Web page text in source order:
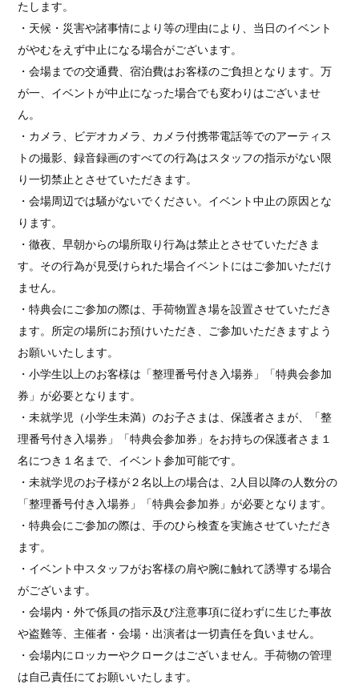
たします。
・天候・災害や諸事情により等の理由により、当日のイベント
がやむをえず中止になる場合がございます。
・会場までの交通費、宿泊費はお客様のご負担となります。万
が一、イベントが中止になった場合でも変わりはございませ
ん。
・カメラ、ビデオカメラ、カメラ付携帯電話等でのアーティス
トの撮影、録音録画のすべての行為はスタッフの指示がない限
り一切禁止とさせていただきます。
・会場周辺では騒がないでください。イベント中止の原因とな
ります。
・徹夜、早朝からの場所取り行為は禁止とさせていただきま
す。その行為が見受けられた場合イベントにはご参加いただけ
ません。
・特典会にご参加の際は、手荷物置き場を設置させていただき
ます。所定の場所にお預けいただき、ご参加いただきますよう
お願いいたします。
・小学生以上のお客様は「整理番号付き入場券」「特典会参加
券」が必要となります。
・未就学児（小学生未満）のお子さまは、保護者さまが、「整
理番号付き入場券」「特典会参加券」をお持ちの保護者さま１
名につき１名まで、イベント参加可能です。
・未就学児のお子様が２名以上の場合は、2人目以降の人数分の
「整理番号付き入場券」「特典会参加券」が必要となります。
・特典会にご参加の際は、手のひら検査を実施させていただき
ます。
・イベント中スタッフがお客様の肩や腕に触れて誘導する場合
がございます。
・会場内・外で係員の指示及び注意事項に従わずに生じた事故
や盗難等、主催者・会場・出演者は一切責任を負いません。
・会場内にロッカーやクロークはございません。手荷物の管理
は自己責任にてお願いいたします。